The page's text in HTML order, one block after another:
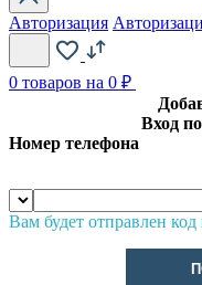
Авторизация
0 товаров на 0 ₽
Вход
Номер телефона
Вам будет отправлен